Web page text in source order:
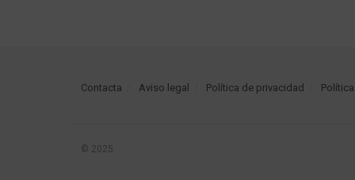
Contacta Aviso legal Política de privacidad
© 2025